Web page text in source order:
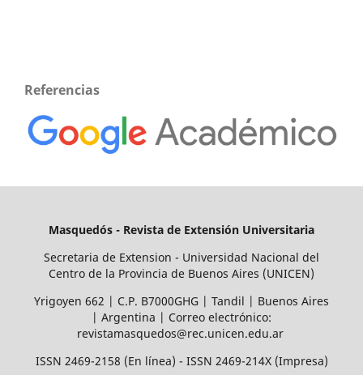
Referencias
Masquedós - Revista de Extensión Universitaria
Secretaria de Extension - Universidad Nacional del
Centro de la Provincia de Buenos Aires (UNICEN)
Yrigoyen 662 | C.P. B7000GHG | Tandil | Buenos Aires
| Argentina | Correo electrónico:
revistamasquedos@rec.unicen.edu.ar
ISSN 2469-2158 (En línea) - ISSN 2469-214X (Impresa)